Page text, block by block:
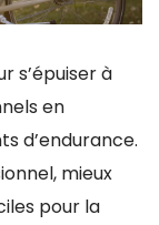
s’épuiser à
en
d’endurance.
mieux
pour la